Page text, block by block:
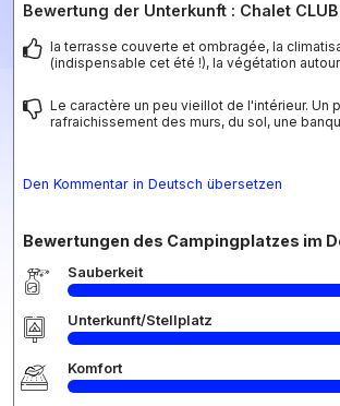
Bewertung der Unterkunft : Chalet CLUB
la terrasse couverte et ombragée, la
(indispensable cet été !), la végétation
Le caractère un peu vieillot de l'intérieur. Un
rafraichissement des murs, du sol, une
Den Kommentar in Deutsch übersetzen
Bewertungen des Campingplatzes im
Sauberkeit
Unterkunft/Stellplatz
Komfort